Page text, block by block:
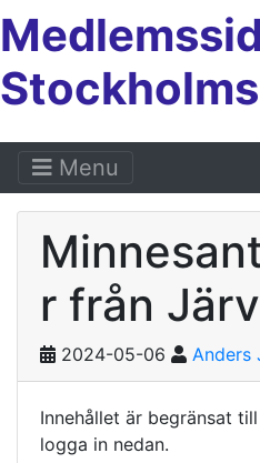
Menu
r från
2024-05-06 Anders
Innehållet är begränsat
logga in nedan.